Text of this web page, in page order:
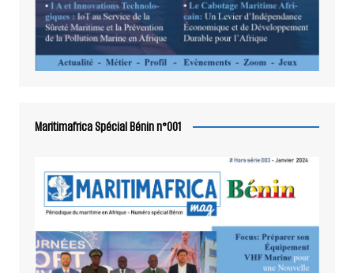
Maritimafrica Spécial Bénin n°001